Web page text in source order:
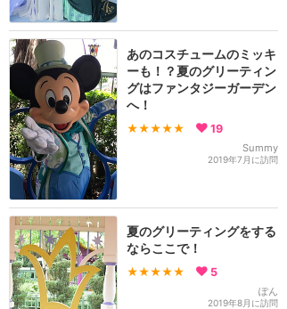
あのコスチュームのミッキ
ーも！？夏のグリーティン
グはファンタジーガーデン
へ！
★★★★★ 19
Summy
2019年7月に訪問
夏のグリーティングをする
ならここで！
★★★★★ 5
ぽん
2019年8月に訪問